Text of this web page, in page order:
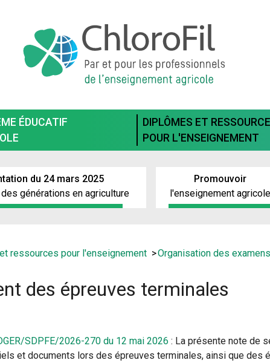
ÉDUCATIF
DIPLÔMES ET
POUR L'ENSEIGNEMENT
du 24 mars 2025
générations en agriculture
Promouvoir
l'enseignement agricole
ressources pour l'enseignement Organisation des
des épreuves terminales
SDPFE/2026-270 du 12 mai 2026 : La présente note de
et documents lors des épreuves terminales, ainsi que des